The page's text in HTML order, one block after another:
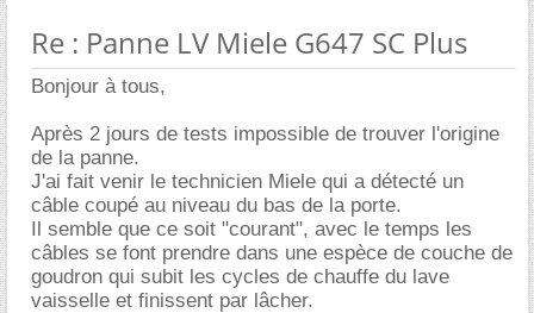
Re : Panne LV Miele G647 SC Plus
Bonjour à tous,
Après 2 jours de tests impossible de trouver l'origine
de la panne.
J'ai fait venir le technicien Miele qui a détecté un
câble coupé au niveau du bas de la porte.
Il semble que ce soit "courant", avec le temps les
câbles se font prendre dans une espèce de couche de
goudron qui subit les cycles de chauffe du lave
vaisselle et finissent par lâcher.